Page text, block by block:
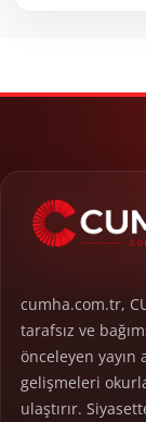
cumha.com.tr,
tarafsız ve
önceleyen yayın
gelişmeleri
ulaştırır.